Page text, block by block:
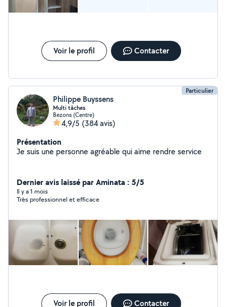
Voir le profil Contacter
Particulier
Philippe Buyssens
Multi tâches
Bezons (Centre)
4,9/5 (384 avis)
Présentation
Je suis une personne agréable qui aime rendre service
Dernier avis laissé par Aminata : 5/5
Il y a 1 mois
Très professionnel et efficace
Voir le profil Contacter